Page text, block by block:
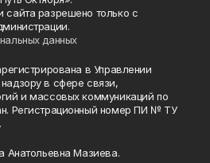
сайта разрешено только с
данных
в Управлении
в сфере связи,
и массовых коммуникаций по
Регистрационный номер ПИ № ТУ
Анатольевна Мазиева.